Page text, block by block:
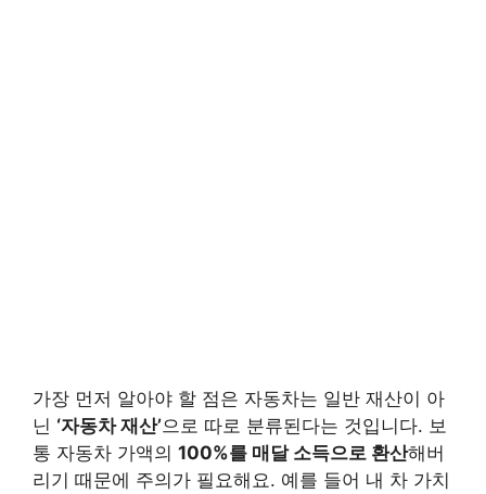
가장 먼저 알아야 할 점은 자동차는 일반 재산이 아
닌 ‘자동차 재산’으로 따로 분류된다는 것입니다. 보
통 자동차 가액의 100%를 매달 소득으로 환산해버
리기 때문에 주의가 필요해요. 예를 들어 내 차 가치